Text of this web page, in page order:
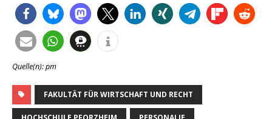
Quelle(n): pm
FAKULTÄT FÜR WIRTSCHAFT UND RECHT